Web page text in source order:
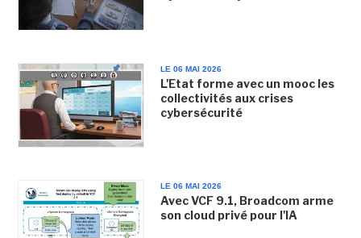
LE 06 MAI 2026
L'Etat forme avec un mooc les
collectivités aux crises
cybersécurité
LE 06 MAI 2026
Avec VCF 9.1, Broadcom arme
son cloud privé pour l'IA